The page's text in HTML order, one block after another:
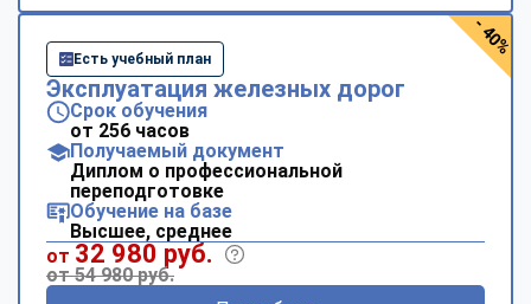
Есть учебный план
Эксплуатация железных дорог
Срок обучения
от 256 часов
Получаемый документ
Диплом о профессиональной
переподготовке
Обучение на базе
Высшее, среднее
от 32 980 руб.
от 54 980 руб.
- 40%